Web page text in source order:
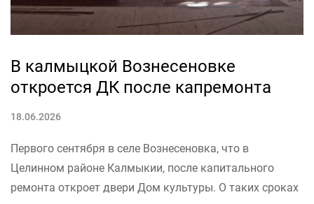
В калмыцкой Вознесеновке
откроется ДК после капремонта
18.06.2026
Первого сентября в селе Вознесеновка, что в
Целинном районе Калмыкии, после капитального
ремонта откроет двери Дом культуры. О таких сроках